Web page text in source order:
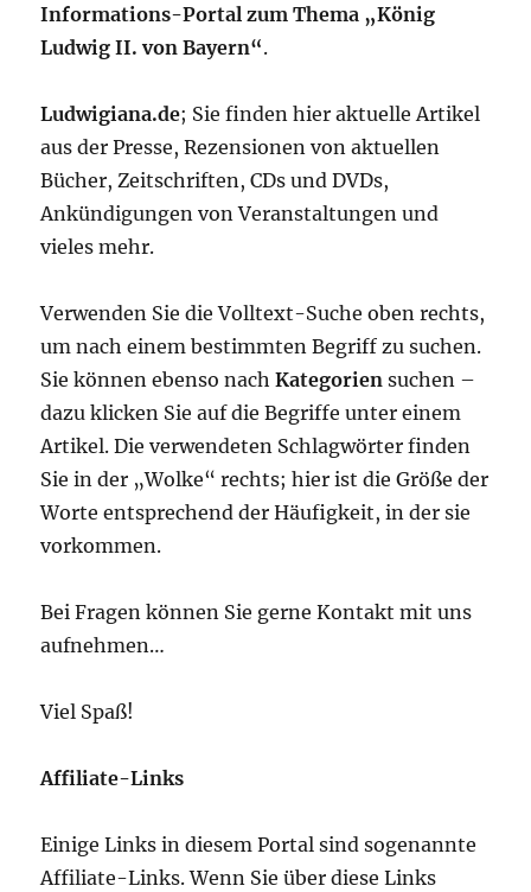
Informations-Portal zum Thema „König
Ludwig II. von Bayern“.
Ludwigiana.de; Sie finden hier aktuelle Artikel
aus der Presse, Rezensionen von aktuellen
Bücher, Zeitschriften, CDs und DVDs,
Ankündigungen von Veranstaltungen und
vieles mehr.
Verwenden Sie die Volltext-Suche oben rechts,
um nach einem bestimmten Begriff zu suchen.
Sie können ebenso nachKategorien suchen –
dazu klicken Sie auf die Begriffe unter einem
Artikel. Die verwendeten Schlagwörter finden
Sie in der „Wolke“ rechts; hier ist die Größe der
Worte entsprechend der Häufigkeit, in der sie
vorkommen.
Bei Fragen können Sie gerne Kontakt mit uns
aufnehmen…
Viel Spaß!
Affiliate-Links
Einige Links in diesem Portal sind sogenannte
Affiliate-Links. Wenn Sie über diese Links